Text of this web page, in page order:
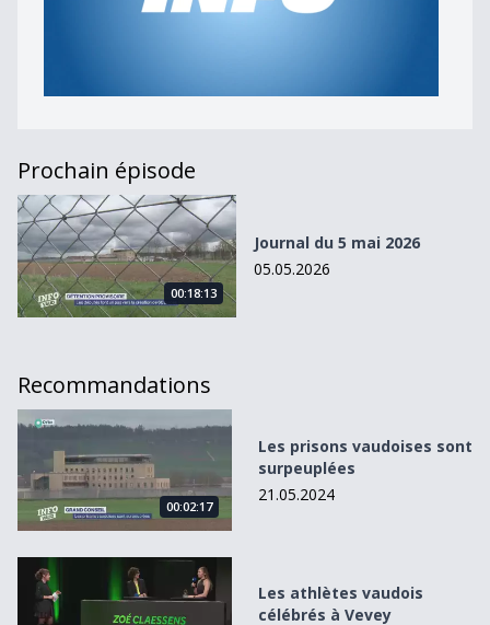
Prochain épisode
Journal du 5 mai 2026
00:18:13
Journal du 5 mai 2026
05.05.2026
Recommandations
Les prisons vaudoises sont surpeuplées
00:02:17
Les prisons vaudoises sont
surpeuplées
21.05.2024
Les athlètes vaudois célébrés à Vevey
Les athlètes vaudois
célébrés à Vevey